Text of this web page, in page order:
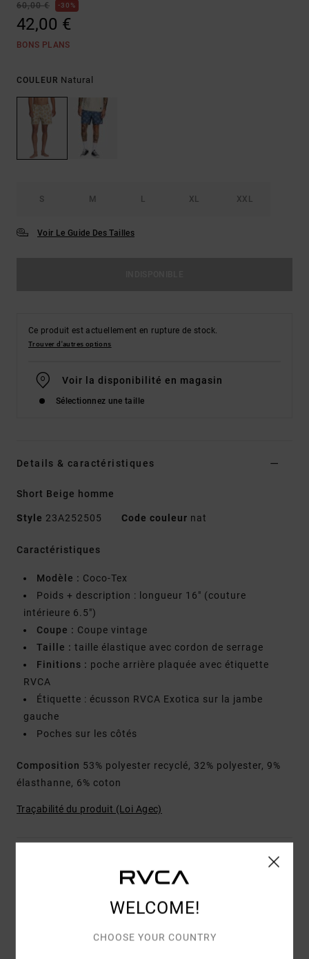
60,00 €
30%
42,00 €
BONS PLANS
COULEUR Natural
S M L XL XXL
Voir Le Guide Des Tailles
Ce produit est actuellement en rupture de stock.
Trouver d'autres options
Voir la disponibilité en magasin
Sélectionnez une taille
Details & caractéristiques
Short Beige homme
Style 23A252505 Code couleur nat
Caractéristiques
Modèle : Coco-Tex
Poids + description : longueur 16" (couture
intérieure 6.5")
Coupe : Coupe vintage
Taille : taille élastique avec cordon de serrage
Finitions : poche arrière plaquée avec étiquette
RVCA
Étiquette : écusson RVCA Exotica sur la jambe
gauche
Poches sur les côtés
Composition 53% polyester recyclé, 32% polyester, 9%
élasthanne, 6% coton
Traçabilité du produit (Loi Agec)
WELCOME!
CHOOSE YOUR COUNTRY